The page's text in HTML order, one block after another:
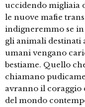
uccidendo migliaia
le nuove mafie
indigneremmo se
gli animali destinati
umani vengano
bestiame. Quello
chiamano
avranno il coraggio
del mondo